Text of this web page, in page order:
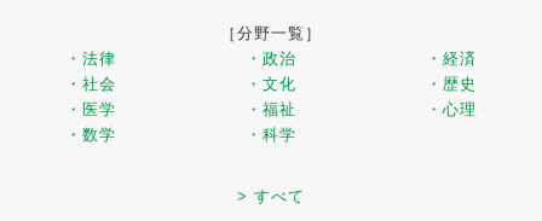
［分野一覧］
・法律
・政治
・経済
・社会
・文化
・歴史
・医学
・福祉
・心理
・数学
・科学
> すべて